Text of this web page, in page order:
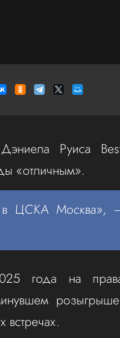
Руиса
«отличным».
в ЦСКА Москва»,
года на
встречах.